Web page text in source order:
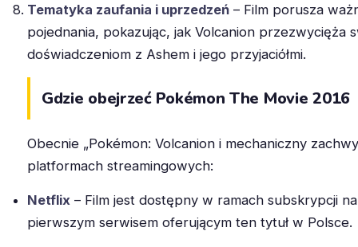
Tematyka zaufania i uprzedzeń – Film porusza
pojednania, pokazując, jak Volcanion przezwycięża
doświadczeniom z Ashem i jego przyjaciółmi.
Gdzie obejrzeć Pokémon The Movie 2016
Obecnie „Pokémon: Volcanion i mechaniczny
platformach streamingowych:
Netflix – Film jest dostępny w ramach subskrypcji
pierwszym serwisem oferującym ten tytuł w Polsce.